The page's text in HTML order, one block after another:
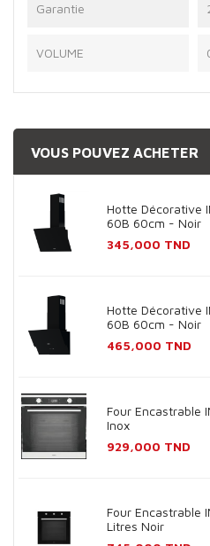
Garantie
VOLUME
VOUS POUVEZ ACHETER
Hotte Décorative
60B 60cm - Noir
Prix
345,000 TND
Hotte Décorative
60B 60cm - Noir
Prix
465,000 TND
Four Encastrable
Inox
Prix
929,000 TND
Four Encastrable
Litres Noir